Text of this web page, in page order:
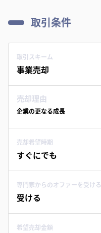
取引条件
取引スキーム
事業売却
売却理由
企業の更なる成長
売却希望時期
すぐにでも
専門家からのオファーを受ける
受ける
希望売却金額